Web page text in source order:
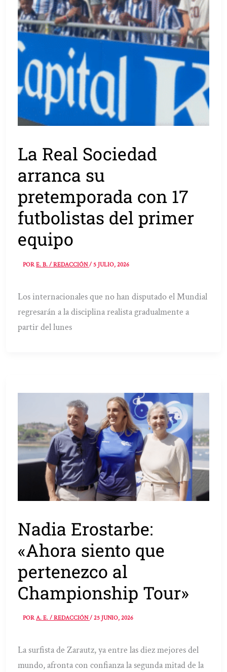
La Real Sociedad
arranca su
pretemporada con 17
futbolistas del primer
equipo
PORE. B. / REDACCIÓN/5 JULIO, 2026
Los internacionales que no han disputado el Mundial
regresarán a la disciplina realista gradualmente a
partir del lunes
Nadia Erostarbe:
«Ahora siento que
pertenezco al
Championship Tour»
PORA. E. / REDACCIÓN/25 JUNIO, 2026
La surfista de Zarautz, ya entre las diez mejores del
mundo, afronta con confianza la segunda mitad de la